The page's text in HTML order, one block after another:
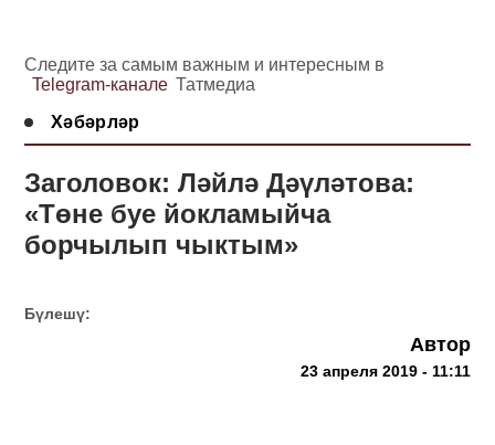
Следите за самым важным и интересным в
Telegram-канале Татмедиа
Хәбәрләр
Заголовок: Ләйлә Дәүләтова:
«Төне буе йокламыйча
борчылып чыктым»
Бүлешү:
Автор
23 апреля 2019 - 11:11